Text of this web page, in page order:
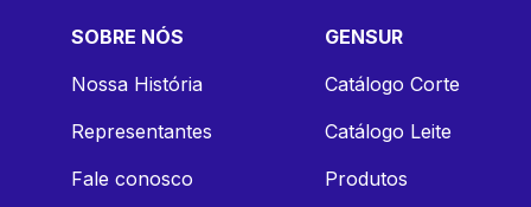
SOBRE NÓS
Nossa História
Representantes
Fale conosco
GENSUR
Catálogo Corte
Catálogo Leite
Produtos